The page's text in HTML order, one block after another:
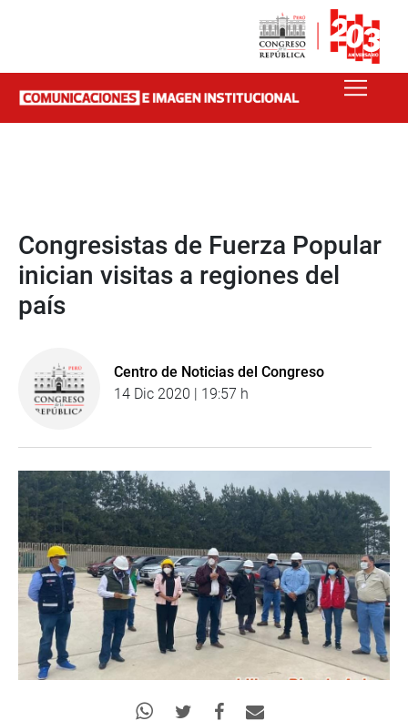
Congresistas de Fuerza Popular
inician visitas a regiones del
país
Centro de Noticias del Congreso
14 Dic 2020 | 19:57 h